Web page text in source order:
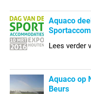
Aquaco
Lees verder
Aquaco op
Beurs